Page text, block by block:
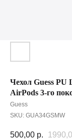
Чехол Guess PU
AirPods 3-го
Guess
SKU: GUA34GSMW
500,00 р.